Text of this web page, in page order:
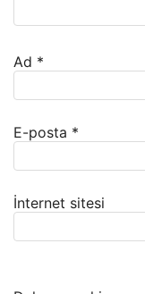
Ad *
E-posta *
İnternet sitesi